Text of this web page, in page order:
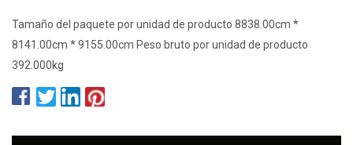
Tamaño del paquete por unidad de producto 8838.00cm *
8141.00cm * 9155.00cm Peso bruto por unidad de producto
392.000kg